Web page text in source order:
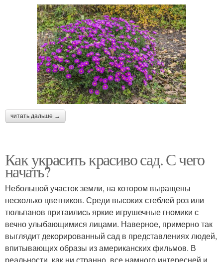
читать дальше →
Как украсить красиво сад. С чего
начать?
Небольшой участок земли, на котором выращены
несколько цветников. Среди высоких стеблей роз или
тюльпанов притаились яркие игрушечные гномики с
вечно улыбающимися лицами. Наверное, примерно так
выглядит декорированный сад в представлениях людей,
впитывающих образы из американских фильмов. В